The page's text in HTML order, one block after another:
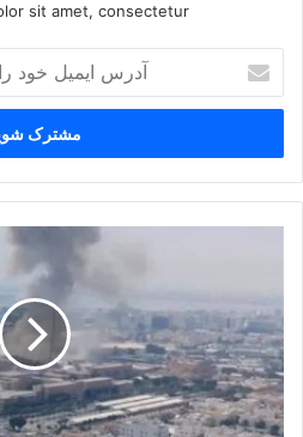
sit amet, consectetur.
ایمیل
خود
وارد
کنید
لاوان
بدون
تلفات
جانی/
شبکه